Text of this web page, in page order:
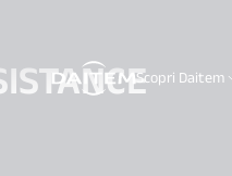
Scopri Daitem